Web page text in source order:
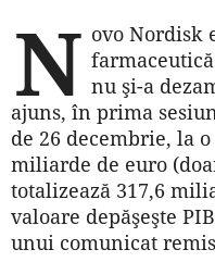
N ovo Nordisk
nu şi-a
ajuns, în prima
de 26 decembrie, la
miliarde de euro
totalizează 317,6
valoare depăşeşte
unui comunicat